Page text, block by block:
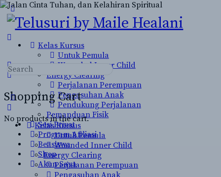
Toggle
Side
Panel
Kelas Kursus
Untuk Pemula
Wounded Inner Child
Energy Clearing
Perjalanan Perempuan
Pengasuhan Anak
Pendukung Perjalanan
Pemanduan Fisik
Sesi Privat
Program Afiliasi
Beasiswa
Shop
Akun Saya
Shopping Cart
No products in the cart.
Search
for:
Kelas Kursus
Untuk Pemula
Wounded Inner Child
Energy Clearing
Perjalanan Perempuan
Pengasuhan Anak